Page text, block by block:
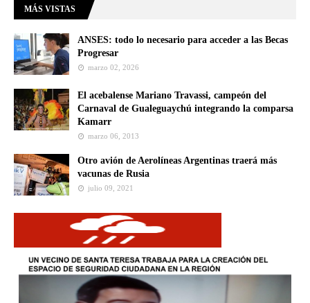
MÁS VISTAS
ANSES: todo lo necesario para acceder a las Becas
Progresar
marzo 02, 2026
El acebalense Mariano Travassi, campeón del
Carnaval de Gualeguaychú integrando la comparsa
Kamarr
marzo 06, 2013
Otro avión de Aerolíneas Argentinas traerá más
vacunas de Rusia
julio 09, 2021